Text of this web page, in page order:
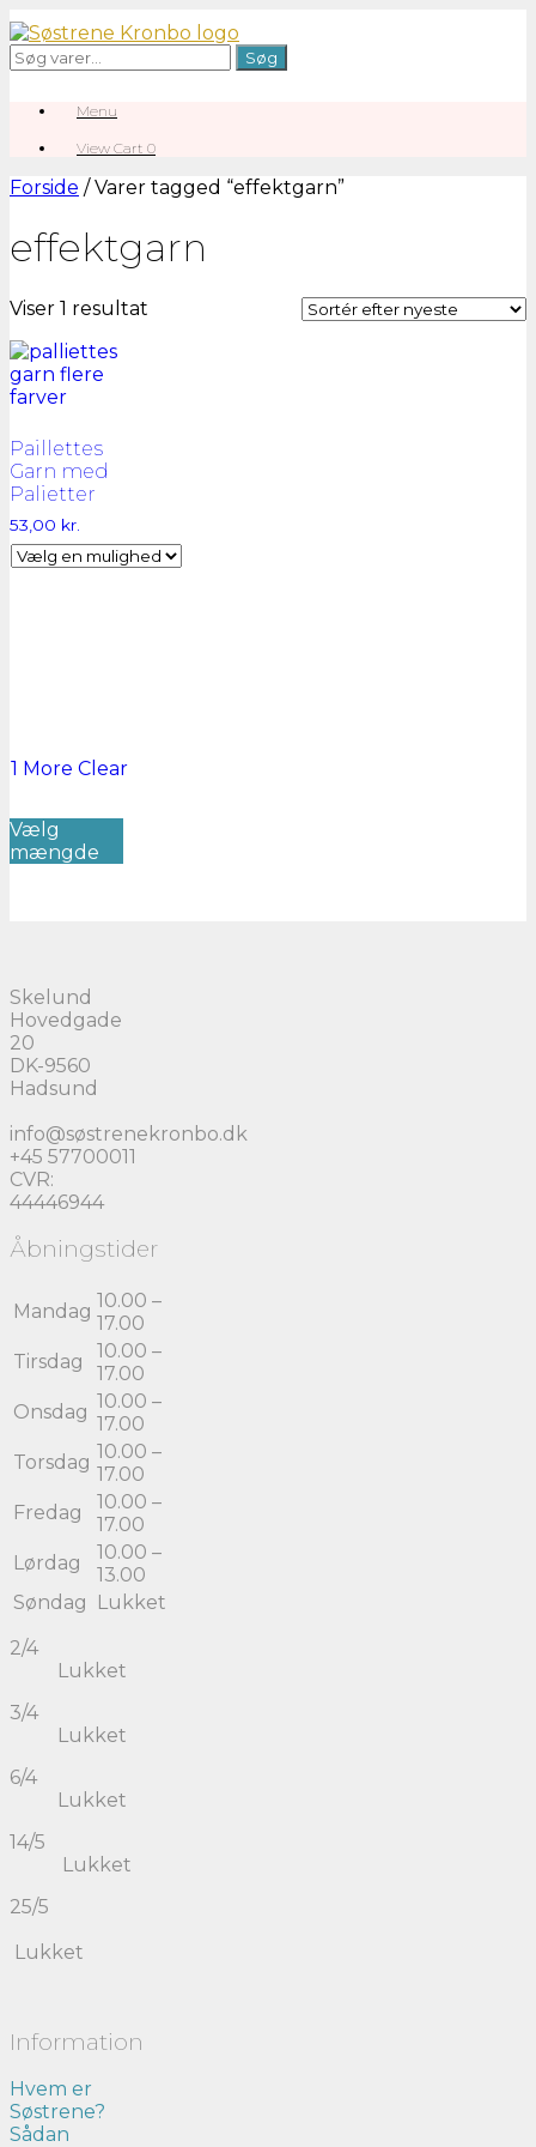
Gå
til
indhold
Søg
efter:
Søg
Menu
View
cart
View Cart 0
Forside / Varer tagged “effektgarn”
effektgarn
Viser 1 resultat
Paillettes
Garn med
Palietter
53,00 kr.
1 More Clear
Vælg
mængde
Skelund
Hovedgade
20
DK-9560
Hadsund
info@søstrenekronbo.dk
+45 57700011
CVR:
44446944
Åbningstider
Mandag 10.00 –
17.00
Tirsdag
10.00 –
17.00
Onsdag 10.00 –
17.00
Torsdag 10.00 –
17.00
Fredag
10.00 –
17.00
Lørdag
10.00 –
13.00
Søndag
Lukket
2/4
Lukket
3/4
Lukket
6/4
Lukket
14/5
Lukket
25/5
Lukket
Information
Hvem er
Søstrene?
Sådan